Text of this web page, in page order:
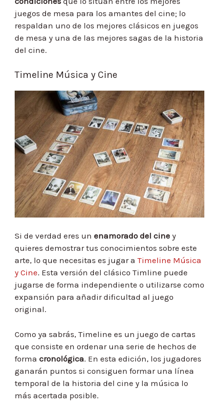
juegos de mesa para los amantes del cine; lo
respaldan uno de los mejores clásicos en juegos
de mesa y una de las mejores sagas de la historia
del cine.
Timeline Música y Cine
Si de verdad eres un enamorado del cine y
quieres demostrar tus conocimientos sobre este
arte, lo que necesitas es jugar a Timeline Música
y Cine. Esta versión del clásico Timline puede
jugarse de forma independiente o utilizarse como
expansión para añadir dificultad al juego
original.
Como ya sabrás, Timeline es un juego de cartas
que consiste en ordenar una serie de hechos de
forma cronológica. En esta edición, los jugadores
ganarán puntos si consiguen formar una línea
temporal de la historia del cine y la música lo
más acertada posible.